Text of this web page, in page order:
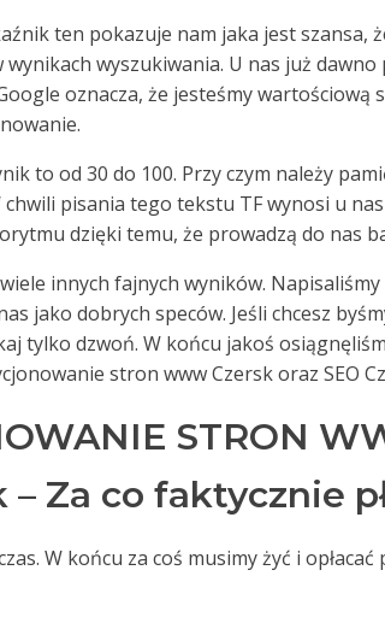
ten pokazuje nam jaka jest szansa,
wyszukiwania. U nas już
oznacza, że jesteśmy wartościową
to od 30 do 100. Przy czym należy
pisania tego tekstu TF wynosi u
dzięki temu, że prowadzą do nas
innych fajnych wyników. Napisaliśmy
jako dobrych speców. Jeśli chcesz
tylko dzwoń. W końcu jakoś
stron www Czersk oraz SEO
STRON
– Za co faktycznie
W końcu za coś musimy żyć i